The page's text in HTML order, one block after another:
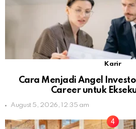
Karir
Cara Menjadi Angel
Career untuk
August 5, 2026, 12:35 am